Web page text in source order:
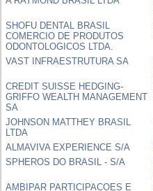
SHOFU DENTAL BRASIL
COMERCIO DE PRODUTOS
ODONTOLOGICOS LTDA.
VAST INFRAESTRUTURA SA
CREDIT SUISSE HEDGING-
GRIFFO WEALTH MANAGEMENT
SA
JOHNSON MATTHEY BRASIL
LTDA
ALMAVIVA EXPERIENCE S/A
SPHEROS DO BRASIL - S/A
AMBIPAR PARTICIPACOES E